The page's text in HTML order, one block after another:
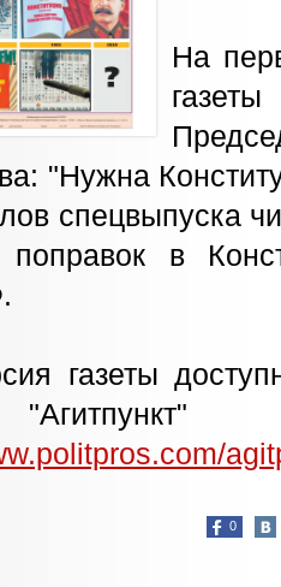
На
"Нужна
спецвыпуска
поправок в
газеты
0